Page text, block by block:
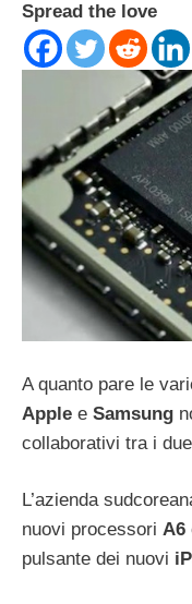
Spread the love
A quanto pare le
Apple e Samsung
collaborativi tra i
L’azienda
nuovi processori A6
pulsante dei nuovi